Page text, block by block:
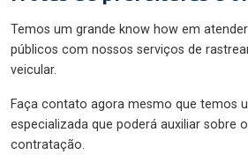
Temos um grande know how em
públicos com nossos serviços de
veicular.
Faça contato agora mesmo que temos
especializada que poderá auxiliar sobre
contratação.